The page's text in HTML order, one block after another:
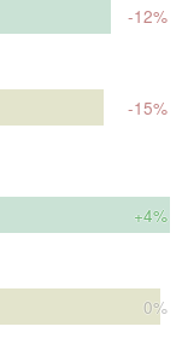
-12%
-15%
+4%
0%